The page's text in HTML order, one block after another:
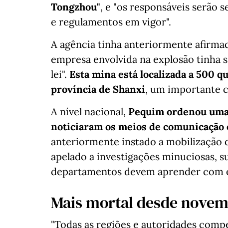
Tongzhou", e "os responsáveis serão
e regulamentos em vigor".
A agência tinha anteriormente
empresa envolvida na explosão tinha
lei". Esta mina está localizada a 500
província de Shanxi, um importante
A nível nacional, Pequim ordenou
noticiaram os meios de comunicação
anteriormente instado a mobilização
apelado a investigações minuciosas,
departamentos devem aprender com
Mais mortal desde
"Todas as regiões e autoridades